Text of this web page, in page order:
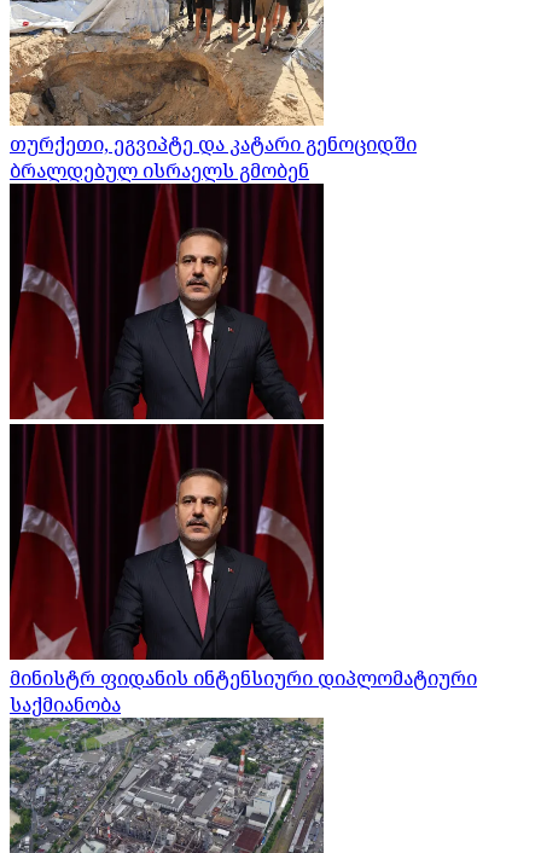
თურქეთი, ეგვიპტე და კატარი გენოციდში
ბრალდებულ ისრაელს გმობენ
მინისტრ ფიდანის ინტენსიური დიპლომატიური
საქმიანობა